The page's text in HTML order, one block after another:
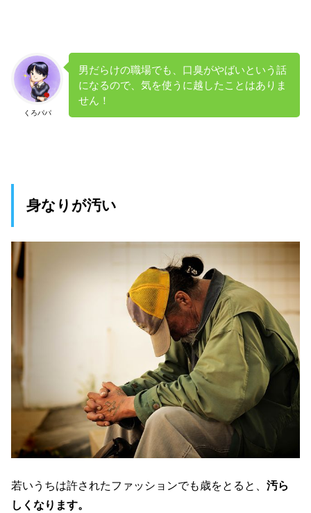
くろパパ
男だらけの職場でも、口臭がやばいという話
になるので、気を使うに越したことはありま
せん！
身なりが汚い
若いうちは許されたファッションでも歳をとると、汚ら
しくなります。